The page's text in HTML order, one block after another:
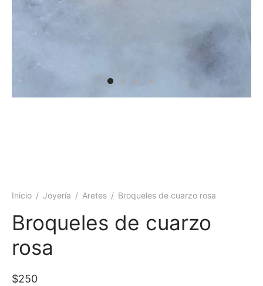
Inicio / Joyería / Aretes / Broqueles de cuarzo rosa
Broqueles de cuarzo
rosa
$250